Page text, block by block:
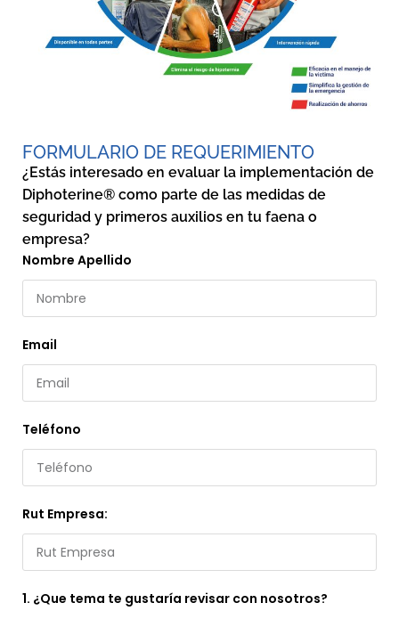
FORMULARIO DE REQUERIMIENTO
¿Estás interesado en evaluar la implementación de
Diphoterine® como parte de las medidas de
seguridad y primeros auxilios en tu faena o
empresa?
Nombre Apellido
Email
Teléfono
Rut Empresa:
1. ¿Que tema te gustaría revisar con nosotros?